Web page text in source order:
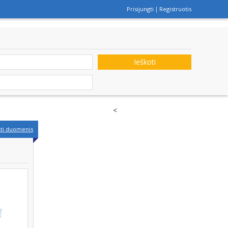
Prisijungti Registruotis
Ieškoti
duomenis
<